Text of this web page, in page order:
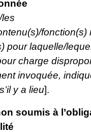
fonction(s)
pour laquelle/
charge
invoquée,
y a lieu].
soumis à